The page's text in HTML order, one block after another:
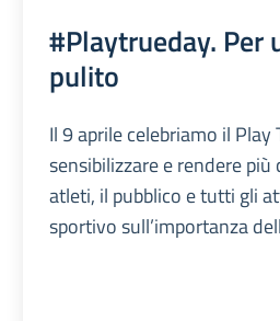
#Playtrueday. Per
pulito
Il 9 aprile celebriamo il Play
sensibilizzare e rendere più
atleti, il pubblico e tutti gli
sportivo sull’importanza